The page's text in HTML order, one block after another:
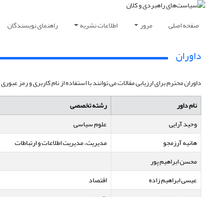
صفحه اصلی مرور اطلاعات نشریه راهنمای نویسندگان
داوران
داوران محترم برای ارزیابی مقالات می توانند با استفاده از نام کاربری و
نام داور
رشته تخصصی
وحید آرایی
علوم سیاسی
هانیه آرزمجو
مدیریت، مدیریت اطلاعات و ارتباطات
محسن ابراهیم پور
عیسی ابراهیم زاده
اقتصاد